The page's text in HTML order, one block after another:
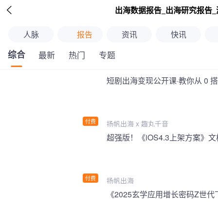
 出海数据报告_出海研究报告
人脉 报告 资讯 快讯
综合 最新 热门 专题
付费
短剧出海变现公开课·教你从 0
扬帆出海 x 趣丸千音
付费 扬帆出海
《2025玄学应用增长密码Z世